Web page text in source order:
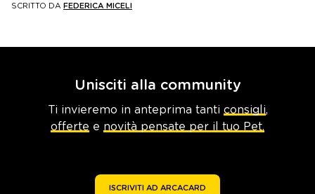
SCRITTO DA FEDERICA MICELI
Unisciti alla community
Ti invieremo in anteprima tanti consigli,
offerte e novità pensate per il tuo Pet.
ISCRIVITI AD ARCACARD